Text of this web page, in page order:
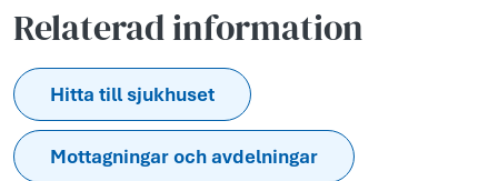
Relaterad information
Hitta till sjukhuset
Mottagningar och avdelningar